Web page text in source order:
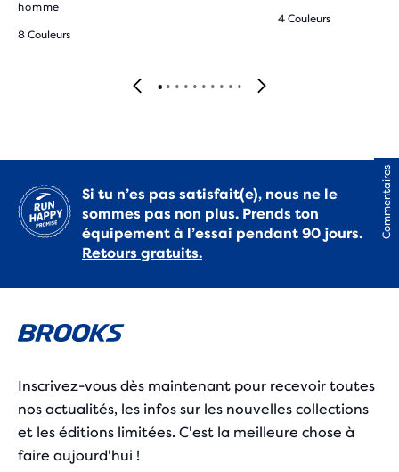
homme
8 Couleurs
4 Couleurs
Si tu n’es pas satisfait(e), nous ne le
sommes pas non plus. Prends ton
équipement à l’essai pendant 90 jours.
Retours gratuits.
Inscrivez-vous dès maintenant pour recevoir toutes
nos actualités, les infos sur les nouvelles collections
et les éditions limitées. C'est la meilleure chose à
faire aujourd'hui !
Commentaires